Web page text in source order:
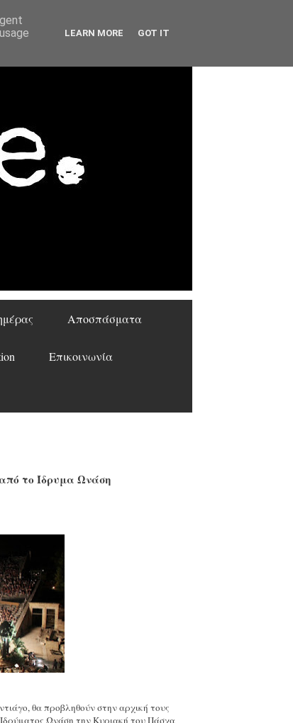
Αποσπάσματα
Επικοινωνία
το Ίδρυμα Ωνάση
θα προβληθούν στην αρχική τους
Ωνάση την Κυριακή του Πάσχα
LEARN MORE GOT IT